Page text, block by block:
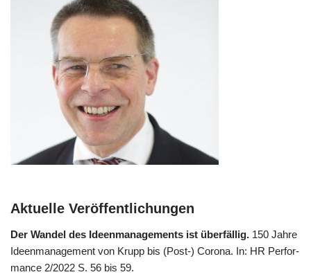
Aktuelle Veröffentlichungen
Der Wan­del des Ideen­ma­nage­ments ist über­fäl­lig. 150 Jah­re
Ideen­ma­nage­ment von Krupp bis (Post-) Coro­na. In: HR Per­for­
mance 2/​2022 S. 56 bis 59.